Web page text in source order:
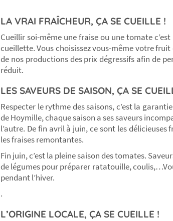
LA VRAI FRAÎCHEUR, ÇA SE CUEILLE !
Cueillir soi-même une fraise ou une tomate
cueillette. Vous choisissez vous-même votre
de nos productions des prix dégressifs afin de
réduit.
LES SAVEURS DE SAISON, ÇA SE
Respecter le rythme des saisons, c’est la
de Hoymille, chaque saison a ses saveurs
l’autre. De fin avril à juin, ce sont les
les fraises remontantes.
Fin juin, c’est la pleine saison des tomates.
de légumes pour préparer ratatouille,
pendant l’hiver.
.
L’ORIGINE LOCALE, ÇA SE CUEILLE !